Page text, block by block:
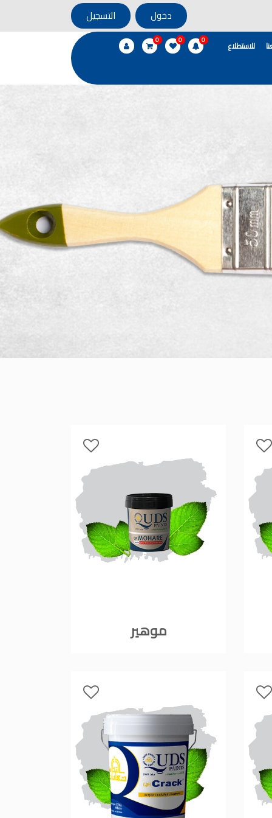
دخول التسجيل
للاستطلاع 0
0
0
موهير